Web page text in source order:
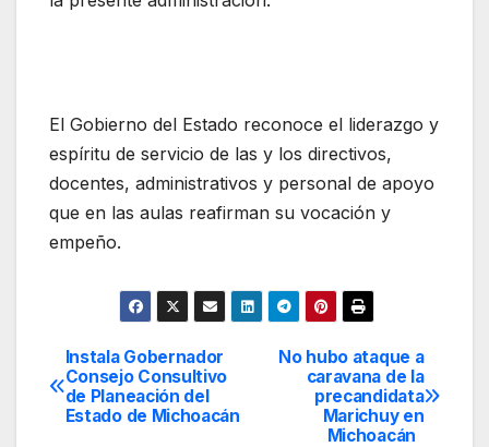
El Gobierno del Estado reconoce el liderazgo y
espíritu de servicio de las y los directivos,
docentes, administrativos y personal de apoyo
que en las aulas reafirman su vocación y
empeño.
Navegación
de
No hubo ataque a
caravana de la
precandidata
Marichuy en
Michoacán
Instala Gobernador
Consejo Consultivo
de Planeación del
Estado de Michoacán